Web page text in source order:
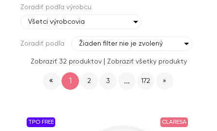
Zoradiť podľa výrobcu
Všetci výrobcovia
Zoradiť podľa Žiaden filter nie je zvolený
Zobraziť 32 produktov| Zobraziť všetky produkty
« 1 2 3 ... 172 »
TPO FREE CLARESA